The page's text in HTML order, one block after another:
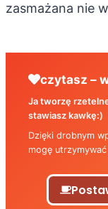
zasmażana nie
czytasz –
Ja tworzę
stawiasz kawkę:)
Dzięki drobnym
mogę